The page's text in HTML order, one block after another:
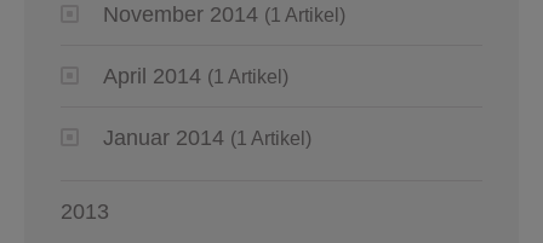
November 2014 (1 Artikel)
April 2014 (1 Artikel)
Januar 2014 (1 Artikel)
2013